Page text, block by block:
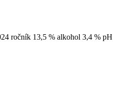
ročník 13,5 % alkohol 3,4 % pH